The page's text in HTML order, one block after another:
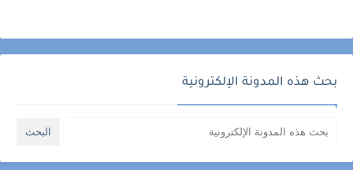
بحث هذه المدونة الإلكترونية